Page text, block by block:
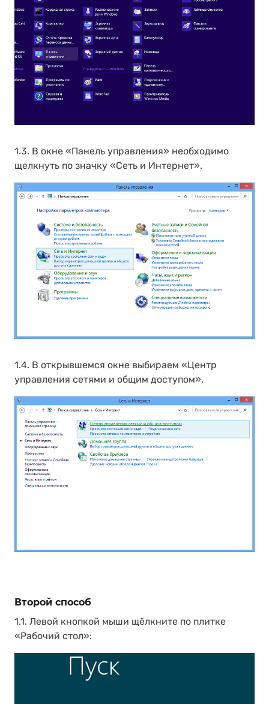
1.3. В окне «Панель управления» необходимо
щелкнуть по значку «Сеть и Интернет».
1.4. В открывшемся окне выбираем «Центр
управления сетями и общим доступом».
Второй способ
1.1. Левой кнопкой мыши щёлкните по плитке
«Рабочий стол»: